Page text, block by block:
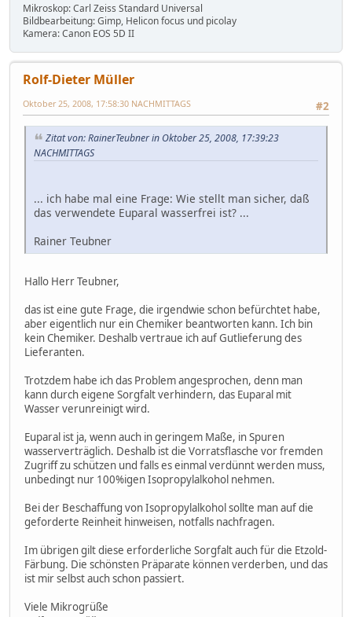
Mikroskop: Carl Zeiss Standard Universal
Bildbearbeitung: Gimp, Helicon focus und picolay
Kamera: Canon EOS 5D II
Rolf-Dieter Müller
#2
Oktober 25, 2008, 17:58:30 NACHMITTAGS
Zitat von: RainerTeubner in Oktober 25, 2008, 17:39:23
NACHMITTAGS
... ich habe mal eine Frage: Wie stellt man sicher, daß
das verwendete Euparal wasserfrei ist? ...
Rainer Teubner
Hallo Herr Teubner,
das ist eine gute Frage, die irgendwie schon befürchtet habe,
aber eigentlich nur ein Chemiker beantworten kann. Ich bin
kein Chemiker. Deshalb vertraue ich auf Gutlieferung des
Lieferanten.
Trotzdem habe ich das Problem angesprochen, denn man
kann durch eigene Sorgfalt verhindern, das Euparal mit
Wasser verunreinigt wird.
Euparal ist ja, wenn auch in geringem Maße, in Spuren
wasserverträglich. Deshalb ist die Vorratsflasche vor fremden
Zugriff zu schützen und falls es einmal verdünnt werden muss,
unbedingt nur 100%igen Isopropylalkohol nehmen.
Bei der Beschaffung von Isopropylalkohol sollte man auf die
geforderte Reinheit hinweisen, notfalls nachfragen.
Im übrigen gilt diese erforderliche Sorgfalt auch für die Etzold-
Färbung. Die schönsten Präparate können verderben, und das
ist mir selbst auch schon passiert.
Viele Mikrogrüße